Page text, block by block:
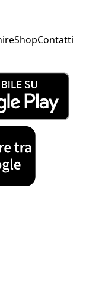
ShopContatti